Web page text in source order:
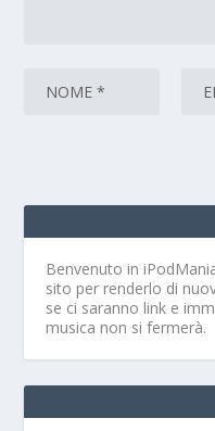
Benvenuto in
sito per renderlo di
se ci saranno link e
musica non si fermerà.